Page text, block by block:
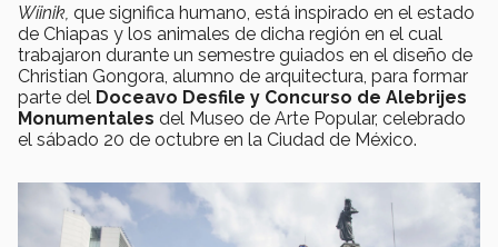
Wíinik, que significa humano, está inspirado en el estado
de Chiapas y los animales de dicha región en el cual
trabajaron durante un semestre guiados en el diseño de
Christian Gongora, alumno de arquitectura, para formar
parte del Doceavo Desfile y Concurso de Alebrijes
Monumentales del Museo de Arte Popular, celebrado
el sábado 20 de octubre en la Ciudad de México.